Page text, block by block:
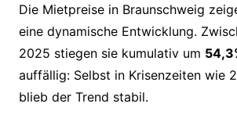
Die Mietpreise in Braunschweig
eine dynamische Entwicklung.
2025 stiegen sie kumulativ um
auffällig: Selbst in Krisenzeiten wie
blieb der Trend stabil.